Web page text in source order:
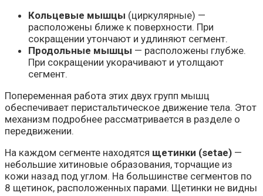
Кольцевые мышцы (циркулярные) —
расположены ближе к поверхности. При
сокращении утончают и удлиняют сегмент.
Продольные мышцы — расположены глубже.
При сокращении укорачивают и утолщают
сегмент.
Попеременная работа этих двух групп мышц
обеспечивает перистальтическое движение тела. Этот
механизм подробнее рассматривается в разделе о
передвижении.
На каждом сегменте находятся щетинки (setae) —
небольшие хитиновые образования, торчащие из
кожи назад под углом. На большинстве сегментов по
8 щетинок, расположенных парами. Щетинки не видны